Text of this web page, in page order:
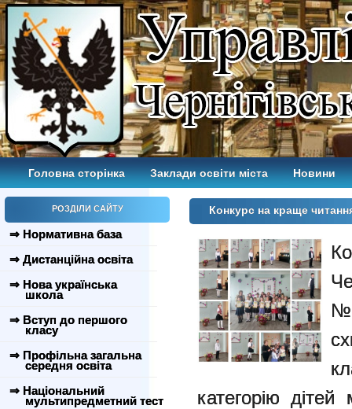
Головна сторінка Заклади освіти міста Новини
РОЗДІЛИ САЙТУ
⇒ Нормативна база
⇒ Дистанційна освіта
⇒ Нова українська
школа
⇒ Вступ до першого
класу
⇒ Профільна загальна
середня освіта
⇒ Національний
мультипредметний тест
Конкурс на краще
категорію